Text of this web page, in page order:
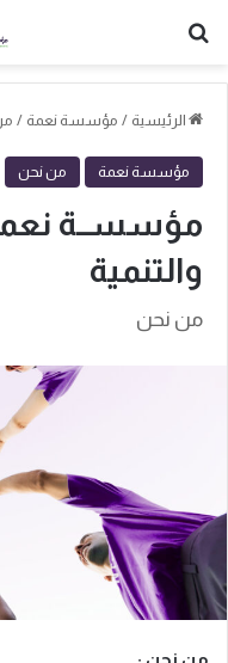
الرئيسية / مؤسسة نعمة /
مؤسسة نعمة من نحن
مؤسســة
والتنمية
من نحن